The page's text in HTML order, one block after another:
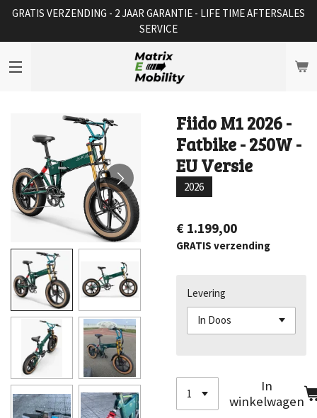
Ga
naar
de
hoofdinhoud
GRATIS VERZENDING - 2 JAAR GARANTIE - LIFE TIME AFTERSALES
SERVICE
Fiido M1 2026 -
Fatbike - 250W -
EU Versie
2026
€ 1.199,00
GRATIS verzending
Levering
In
winkelwagen